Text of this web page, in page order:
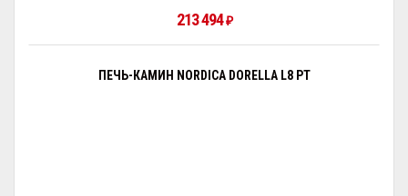
213 494 ₽
ПЕЧЬ-КАМИН NORDICA DORELLA L8 PT